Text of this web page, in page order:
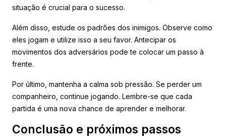
situação é crucial para o sucesso.
Além disso, estude os padrões dos inimigos. Observe como
eles jogam e utilize isso a seu favor. Antecipar os
movimentos dos adversários pode te colocar um passo à
frente.
Por último, mantenha a calma sob pressão. Se perder um
companheiro, continue jogando. Lembre-se que cada
partida é uma nova chance de aprender e melhorar.
Conclusão e próximos passos